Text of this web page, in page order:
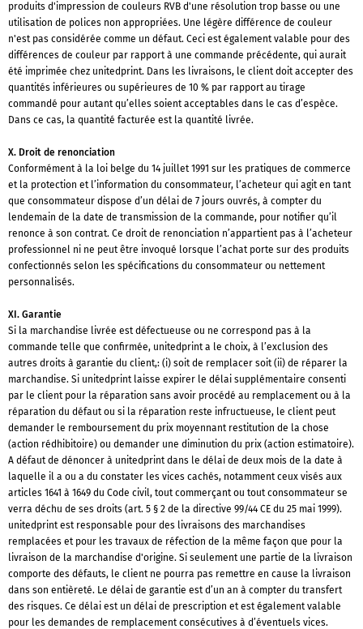
produits d'impression de couleurs RVB d'une résolution trop basse ou une
utilisation de polices non appropriées. Une légère différence de couleur
n'est pas considérée comme un défaut. Ceci est également valable pour des
différences de couleur par rapport à une commande précédente, qui aurait
été imprimée chez unitedprint. Dans les livraisons, le client doit accepter des
quantités inférieures ou supérieures de 10 % par rapport au tirage
commandé pour autant qu’elles soient acceptables dans le cas d’espèce.
Dans ce cas, la quantité facturée est la quantité livrée.
X. Droit de renonciation
Conformément à la loi belge du 14 juillet 1991 sur les pratiques de commerce
et la protection et l’information du consommateur, l’acheteur qui agit en tant
que consommateur dispose d’un délai de 7 jours ouvrés, à compter du
lendemain de la date de transmission de la commande, pour notifier qu’il
renonce à son contrat. Ce droit de renonciation n’appartient pas à l’acheteur
professionnel ni ne peut être invoqué lorsque l’achat porte sur des produits
confectionnés selon les spécifications du consommateur ou nettement
personnalisés.
XI. Garantie
Si la marchandise livrée est défectueuse ou ne correspond pas à la
commande telle que confirmée, unitedprint a le choix, à l’exclusion des
autres droits à garantie du client,: (i) soit de remplacer soit (ii) de réparer la
marchandise. Si unitedprint laisse expirer le délai supplémentaire consenti
par le client pour la réparation sans avoir procédé au remplacement ou à la
réparation du défaut ou si la réparation reste infructueuse, le client peut
demander le remboursement du prix moyennant restitution de la chose
(action rédhibitoire) ou demander une diminution du prix (action estimatoire).
A défaut de dénoncer à unitedprint dans le délai de deux mois de la date à
laquelle il a ou a du constater les vices cachés, notamment ceux visés aux
articles 1641 à 1649 du Code civil, tout commerçant ou tout consommateur se
verra déchu de ses droits (art. 5 § 2 de la directive 99/44 CE du 25 mai 1999).
unitedprint est responsable pour des livraisons des marchandises
remplacées et pour les travaux de réfection de la même façon que pour la
livraison de la marchandise d'origine. Si seulement une partie de la livraison
comporte des défauts, le client ne pourra pas remettre en cause la livraison
dans son entièreté. Le délai de garantie est d’un an à compter du transfert
des risques. Ce délai est un délai de prescription et est également valable
pour les demandes de remplacement consécutives à d’éventuels vices.